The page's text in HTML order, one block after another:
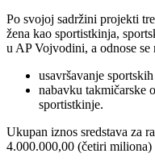
Po svojoj sadržini projekti
žena kao sportistkinja,
u AP Vojvodini, a odnose se
usavršavanje
nabavku takmičarske
sportistkinje.
Ukupan iznos sredstava za
4.000.000,00 (četiri miliona)